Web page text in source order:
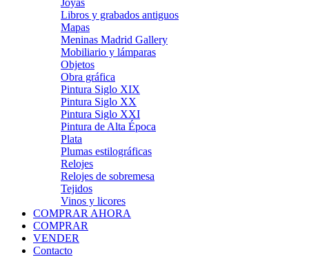
Joyas
Libros y grabados antiguos
Mapas
Meninas Madrid Gallery
Mobiliario y lámparas
Objetos
Obra gráfica
Pintura Siglo XIX
Pintura Siglo XX
Pintura Siglo XXI
Pintura de Alta Época
Plata
Plumas estilográficas
Relojes
Relojes de sobremesa
Tejidos
Vinos y licores
COMPRAR AHORA
COMPRAR
VENDER
Contacto